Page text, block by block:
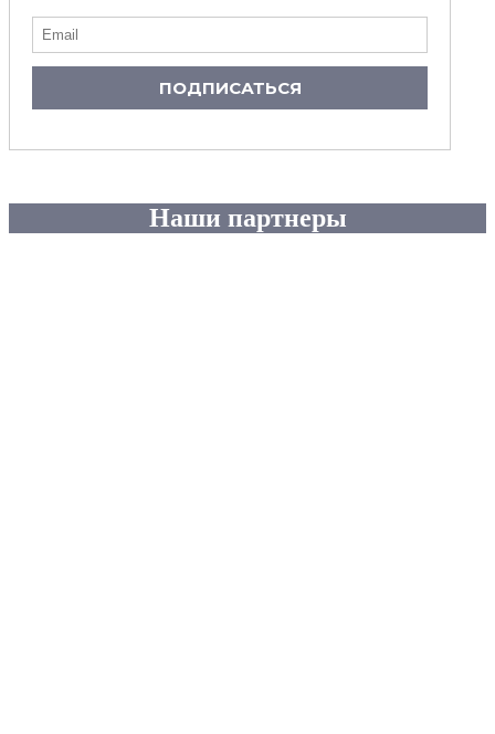
ПОДПИСАТЬСЯ
Наши партнеры